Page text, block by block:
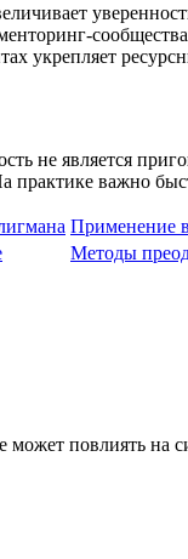
укрепляет
не является
важно
Применение
Методы
может повлиять